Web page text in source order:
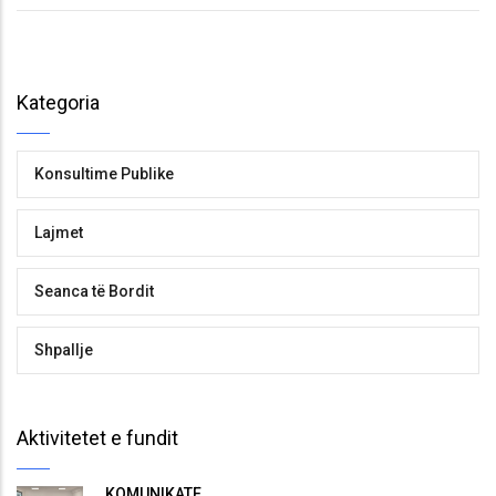
Kategoria
Konsultime Publike
Lajmet
Seanca të Bordit
Shpallje
Aktivitetet e fundit